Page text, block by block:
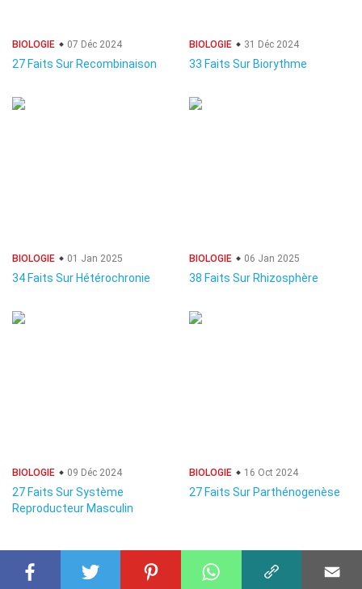
BIOLOGIE 07 Déc 2024
27 Faits Sur Recombinaison
BIOLOGIE 31 Déc 2024
33 Faits Sur Biorythme
BIOLOGIE 01 Jan 2025
34 Faits Sur Hétérochronie
BIOLOGIE 06 Jan 2025
38 Faits Sur Rhizosphère
BIOLOGIE 09 Déc 2024
27 Faits Sur Système
Reproducteur Masculin
BIOLOGIE 16 Oct 2024
27 Faits Sur Parthénogenèse